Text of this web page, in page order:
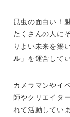
昆虫の面白い！
たくさんの人に
りよい未来を築
ル」 を運営して
カメラマンやイ
師やクリエイタ
れて活動していま